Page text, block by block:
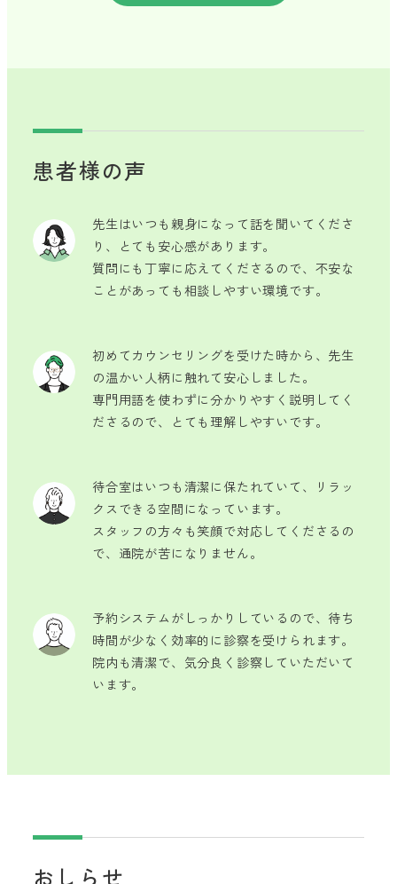
患者様の声
先生はいつも親身になって話を聞いてくださ
り、とても安心感があります。
質問にも丁寧に応えてくださるので、不安な
ことがあっても相談しやすい環境です。
初めてカウンセリングを受けた時から、先生
の温かい人柄に触れて安心しました。
専門用語を使わずに分かりやすく説明してく
ださるので、とても理解しやすいです。
待合室はいつも清潔に保たれていて、リラッ
クスできる空間になっています。
スタッフの方々も笑顔で対応してくださるの
で、通院が苦になりません。
予約システムがしっかりしているので、待ち
時間が少なく効率的に診察を受けられます。
院内も清潔で、気分良く診察していただいて
います。
おしらせ